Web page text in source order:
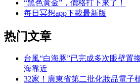
“黑色黃金”，價格打下來了！
每日冥想app下載最新版
热门文章
台風“白海豚”已完成多次眼壁置
海靠近
32家！廣東省第二批化妝品電子